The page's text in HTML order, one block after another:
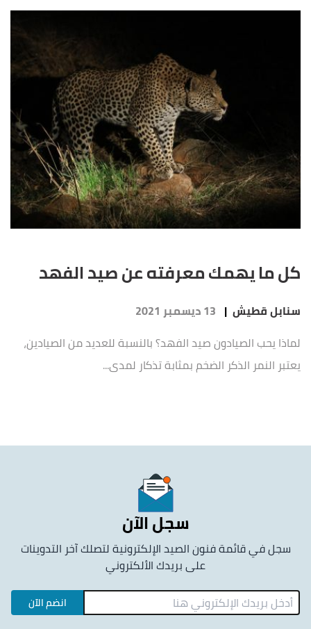
كل ما يهمك معرفته عن صيد الفهد
سنابل قطيش | 13 ديسمبر 2021
لماذا يحب الصيادون صيد الفهد؟ بالنسبة للعديد من الصيادين،
يعتبر النمر الذكر الضخم بمثابة تذكار لمدى...
سجل الآن
سجل في قائمة فنون الصيد الإلكترونية لتصلك آخر التدوينات
على بريدك الألكتروني
انضم الآن